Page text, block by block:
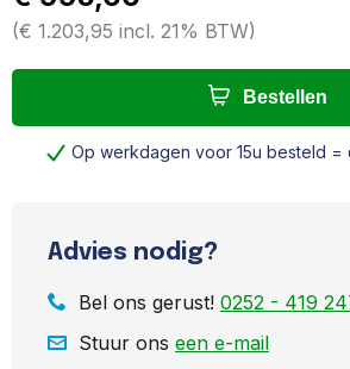
(€ 1.203,95 incl. 21% BTW)
Bestellen
Op werkdagen voor 15u besteld =
Advies nodig?
Bel ons gerust! 0252 - 419
Stuur ons een e-mail